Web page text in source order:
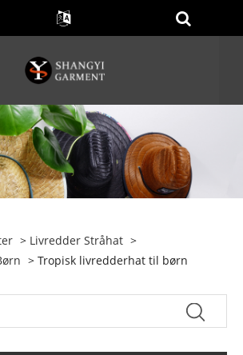
> Livredder Stråhat >
> Tropisk livredderhat til børn